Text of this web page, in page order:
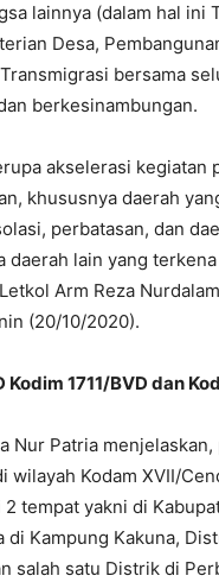
lainnya (dalam hal ini
Desa,
bersama
berkesinambungan.
akselerasi kegiatan
khususnya daerah
perbatasan, dan
daerah lain yang
Arm Reza
(20/10/2020).
Kodim 1711/BVD dan
Nur Patria menjelaskan,
wilayah Kodam XVII/
tempat yakni di
di Kampung Kakuna,
salah satu Distrik di